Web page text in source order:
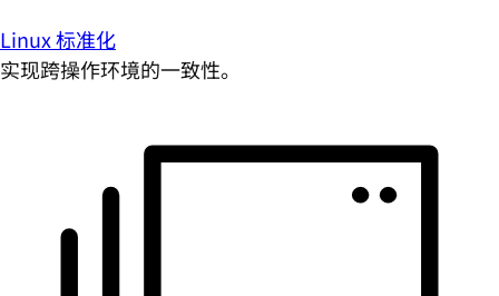
Linux 标准化
实现跨操作环境的一致性。